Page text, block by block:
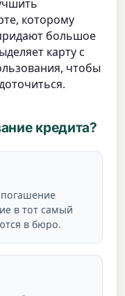
которому
большое
карту с
чтобы
кредита?
в тот самый
в бюро.